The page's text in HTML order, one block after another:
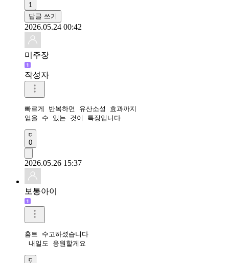
1
답글 쓰기
2026.05.24 00:42
미주장
작성자
빠르게 반복하면 유산소성 효과까지
얻을 수 있는 것이 특징입니다
0
2026.05.26 15:37
보통아이
홈트 수고하셨습니다
내일도 응원할게요